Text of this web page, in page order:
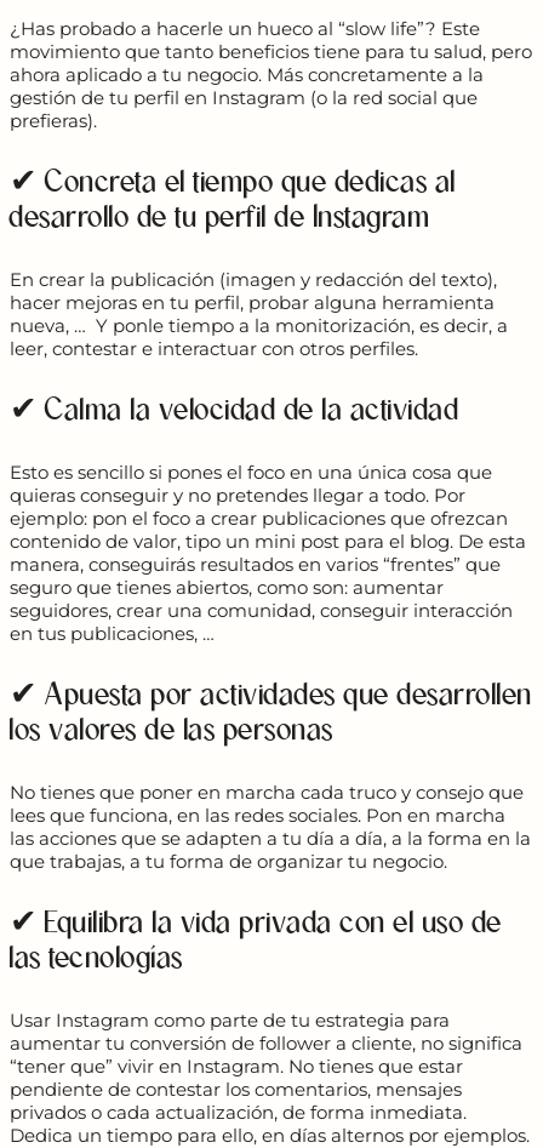
¿Has probado a hacerle un hueco al “slow life”? Este
movimiento que tanto beneficios tiene para tu salud, pero
ahora aplicado a tu negocio. Más concretamente a la
gestión de tu perfil en Instagram (o la red social que
prefieras).
✔ Concreta el tiempo que dedicas al
desarrollo de tu perfil de Instagram
En crear la publicación (imagen y redacción del texto),
hacer mejoras en tu perfil, probar alguna herramienta
nueva, … Y ponle tiempo a la monitorización, es decir, a
leer, contestar e interactuar con otros perfiles.
✔ Calma la velocidad de la actividad
Esto es sencillo si pones el foco en una única cosa que
quieras conseguir y no pretendes llegar a todo. Por
ejemplo: pon el foco a crear publicaciones que ofrezcan
contenido de valor, tipo un mini post para el blog. De esta
manera, conseguirás resultados en varios “frentes” que
seguro que tienes abiertos, como son: aumentar
seguidores, crear una comunidad, conseguir interacción
en tus publicaciones, …
✔ Apuesta por actividades que desarrollen
los valores de las personas
No tienes que poner en marcha cada truco y consejo que
lees que funciona, en las redes sociales. Pon en marcha
las acciones que se adapten a tu día a día, a la forma en la
que trabajas, a tu forma de organizar tu negocio.
✔ Equilibra la vida privada con el uso de
las tecnologías
Usar Instagram como parte de tu estrategia para
aumentar tu conversión de follower a cliente, no significa
“tener que” vivir en Instagram. No tienes que estar
pendiente de contestar los comentarios, mensajes
privados o cada actualización, de forma inmediata.
Dedica un tiempo para ello, en días alternos por ejemplos.